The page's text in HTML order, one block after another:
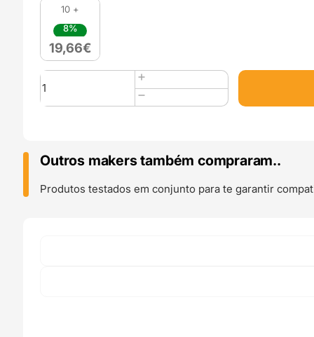
10 +
8%
19,66€
Quantidade
de
PLA
Night
Blue
-
Outros makers também compraram..
Produtos testados em conjunto para te garantir